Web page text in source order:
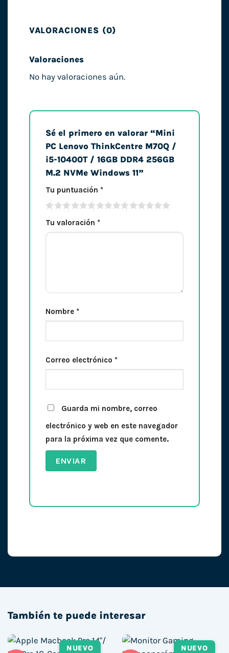
VALORACIONES (0)
Valoraciones
No hay valoraciones aún.
Sé el primero en valorar “Mini
PC Lenovo ThinkCentre M70Q /
i5-10400T / 16GB DDR4 256GB
M.2 NVMe Windows 11”
Tu puntuación *
Tu valoración *
Nombre *
Correo electrónico *
Guarda mi nombre, correo
electrónico y web en este navegador
para la próxima vez que comente.
También te puede interesar
NUEVO NUEVO